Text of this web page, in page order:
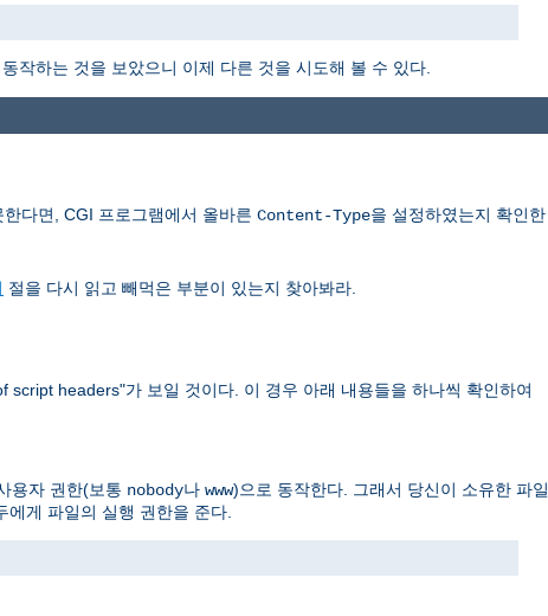
작하는 것을 보았으니 이제 다른 것을 시도해 볼 수 있다.
다면, CGI 프로그램에서 올바른 Content-Type을 설정하였는지 확인한
절을 다시 읽고 빼먹은 부분이 있는지 찾아봐라.
headers"가 보일 것이다. 이 경우 아래 내용들을 하나씩 확인하여
용자 권한(보통 nobody나 www)으로 동작한다. 그래서 당신이 소유한 파일
게 파일의 실행 권한을 준다.